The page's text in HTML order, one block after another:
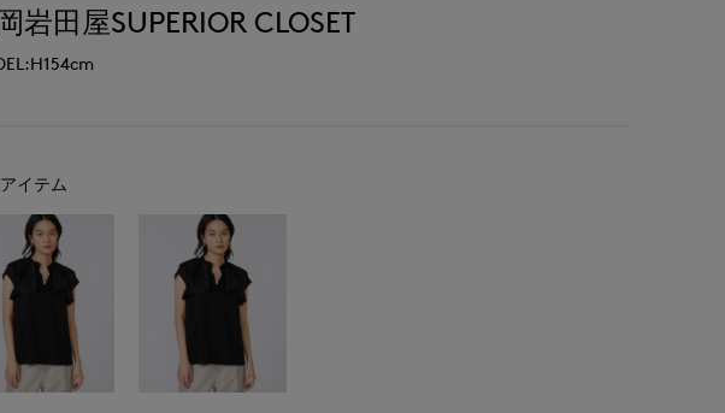
岩田屋SUPERIOR CLOSET
イテム